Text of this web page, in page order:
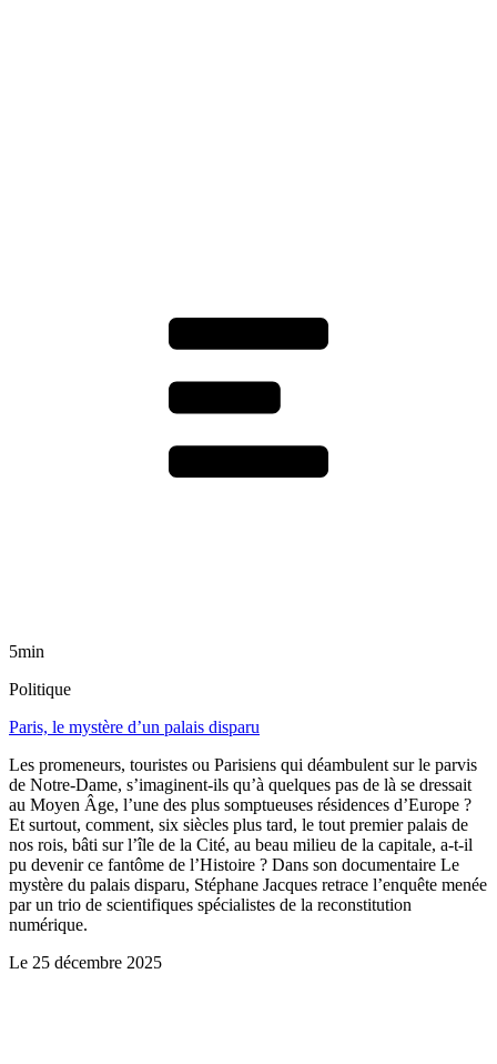
5min
Politique
Paris, le mystère d’un palais disparu
Les promeneurs, touristes ou Parisiens qui déambulent sur le parvis
de Notre-Dame, s’imaginent-ils qu’à quelques pas de là se dressait
au Moyen Âge, l’une des plus somptueuses résidences d’Europe ?
Et surtout, comment, six siècles plus tard, le tout premier palais de
nos rois, bâti sur l’île de la Cité, au beau milieu de la capitale, a-t-il
pu devenir ce fantôme de l’Histoire ? Dans son documentaire Le
mystère du palais disparu, Stéphane Jacques retrace l’enquête menée
par un trio de scientifiques spécialistes de la reconstitution
numérique.
Le 25 décembre 2025